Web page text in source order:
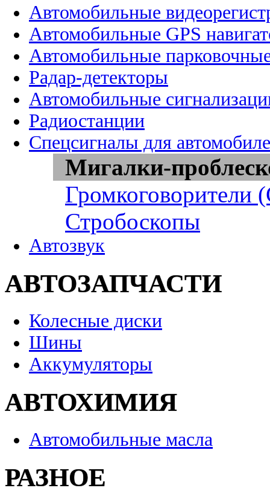
Автомобильные
Автомобильные GPS
Автомобильные
Радар-детекторы
Автомобильные
Радиостанции
Спецсигналы для
Мигалки-
Громкоговорители
Стробоскопы
Автозвук
АВТОЗАПЧАСТИ
Колесные диски
Шины
Аккумуляторы
АВТОХИМИЯ
Автомобильные масла
РАЗНОЕ